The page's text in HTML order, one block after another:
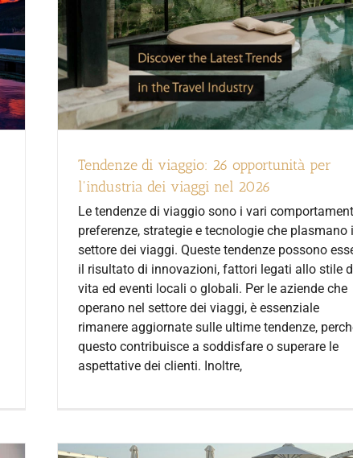
Tendenze di viaggio: 26 opportunità per
l'industria dei viaggi nel 2026
Le tendenze di viaggio sono i vari
preferenze, strategie e tecnologie che plasmano
settore dei viaggi. Queste tendenze possono
il risultato di innovazioni, fattori legati allo stile
vita ed eventi locali o globali. Per le aziende che
operano nel settore dei viaggi, è essenziale
rimanere aggiornate sulle ultime tendenze,
questo contribuisce a soddisfare o superare le
aspettative dei clienti. Inoltre,